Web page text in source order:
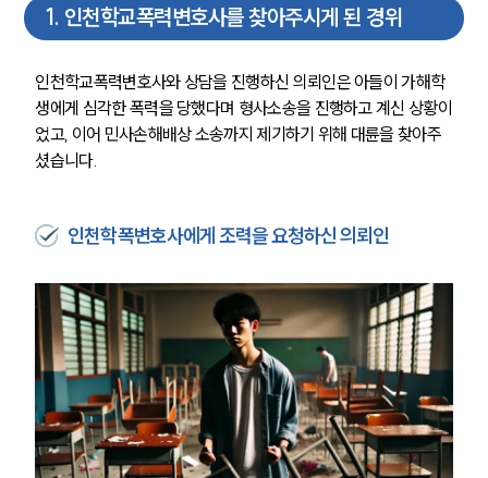
1 . 인천학교폭력변호사를 찾아주시게 된 경위
인천학교폭력변호사와 상담을 진행하신 의뢰인은 아들이 가해학
생에게 심각한 폭력을 당했다며 형사소송을 진행하고 계신 상황이
었고, 이어 민사손해배상 소송까지 제기하기 위해 대륜을 찾아주
셨습니다.
인천학폭변호사에게 조력을 요청하신 의뢰인